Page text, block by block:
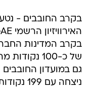
בקרב החובבים - נטע
בקרב המדינות
של כ-100
ניצחה עם 199 נקודות לעומת 119 לבולגריה הסגנית.